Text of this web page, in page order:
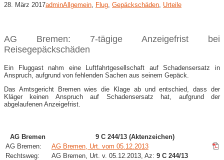
28. März 2017adminAllgemein Flug Gepäckschäden Urteile
AG Bremen: 7-tägige Anzeigefrist bei
Reisegepäckschäden
Ein Fluggast nahm eine Luftfahrtgesellschaft auf Schadensersatz in
Anspruch, aufgrund von fehlenden Sachen aus seinem Gepäck.
Das Amtsgericht Bremen wies die Klage ab und entschied, dass der
Kläger keinen Anspruch auf Schadensersatz hat, aufgrund der
abgelaufenen Anzeigefrist.
AG Bremen
9 C 244/13 (Aktenzeichen)
AG Bremen:
AG Bremen, Urt. vom 05.12.2013
Rechtsweg:
AG Bremen, Urt. v. 05.12.2013, Az: 9 C 244/13